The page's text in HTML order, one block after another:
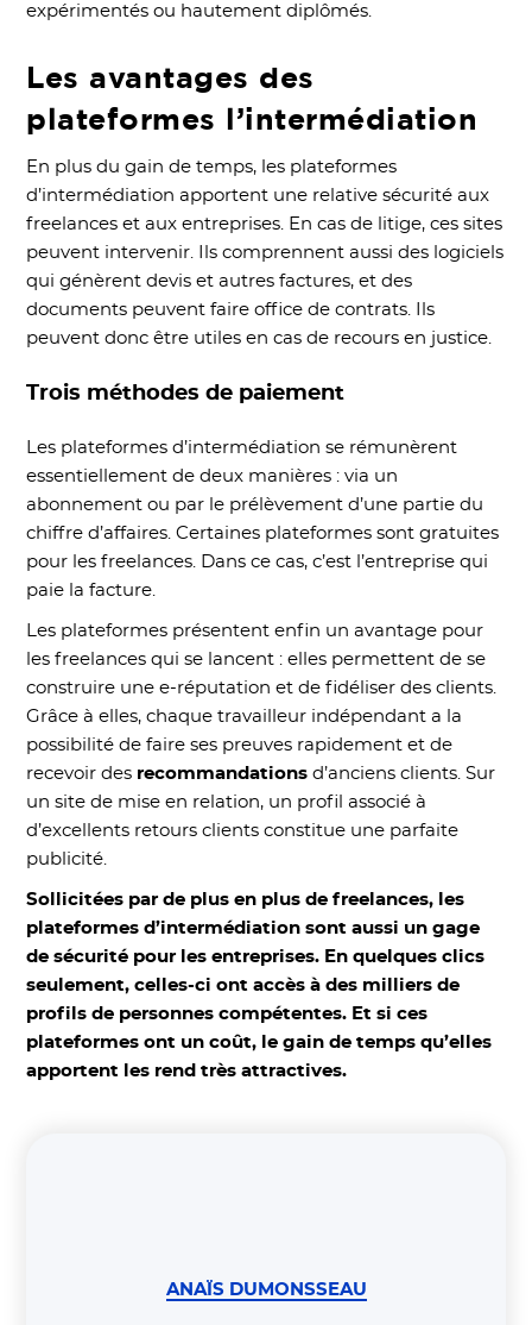
expérimentés ou hautement diplômés.
Les avantages des
plateformes l’intermédiation
En plus du gain de temps, les plateformes
d’intermédiation apportent une relative sécurité aux
freelances et aux entreprises. En cas de litige, ces sites
peuvent intervenir. Ils comprennent aussi des logiciels
qui génèrent devis et autres factures, et des
documents peuvent faire office de contrats. Ils
peuvent donc être utiles en cas de recours en justice.
Trois méthodes de paiement
Les plateformes d’intermédiation se rémunèrent
essentiellement de deux manières : via un
abonnement ou par le prélèvement d’une partie du
chiffre d’affaires. Certaines plateformes sont gratuites
pour les freelances. Dans ce cas, c’est l’entreprise qui
paie la facture.
Les plateformes présentent enfin un avantage pour
les freelances qui se lancent : elles permettent de se
construire une e-réputation et de fidéliser des clients.
Grâce à elles, chaque travailleur indépendant a la
possibilité de faire ses preuves rapidement et de
recevoir des recommandations d’anciens clients. Sur
un site de mise en relation, un profil associé à
d’excellents retours clients constitue une parfaite
publicité.
Sollicitées par de plus en plus de freelances, les
plateformes d’intermédiation sont aussi un gage
de sécurité pour les entreprises. En quelques clics
seulement, celles-ci ont accès à des milliers de
profils de personnes compétentes. Et si ces
plateformes ont un coût, le gain de temps qu’elles
apportent les rend très attractives.
ANAÏS DUMONSSEAU